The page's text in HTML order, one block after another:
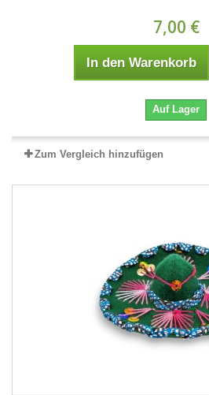
7,00 €
In den Warenkorb
Auf Lager
Zum Vergleich hinzufügen